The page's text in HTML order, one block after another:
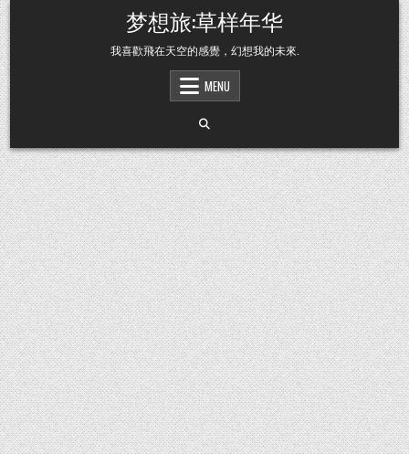
Skip to content 梦想旅:草样年华
我喜歡飛在天空的感覺，幻想我的未來.
MENU